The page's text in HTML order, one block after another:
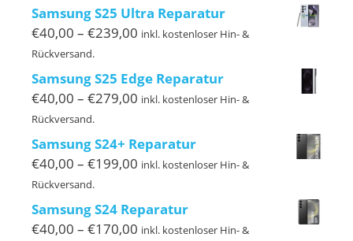
bis
€189,00
Samsung S25 Ultra Reparatur
€40,00 – €239,00 Preisspanne:
€239,00
inkl. kostenloser Hin- &
Rückversand.
Samsung S25 Edge Reparatur
€40,00 – €279,00 Preisspanne:
€279,00
inkl. kostenloser Hin- &
Rückversand.
Samsung S24+ Reparatur
€40,00 – €199,00 Preisspanne:
€199,00
inkl. kostenloser Hin- &
Rückversand.
Samsung S24 Reparatur
€40,00 – €170,00 Preisspanne:
inkl. kostenloser Hin- &